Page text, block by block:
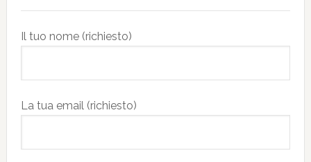
Il tuo nome (richiesto)
La tua email (richiesto)